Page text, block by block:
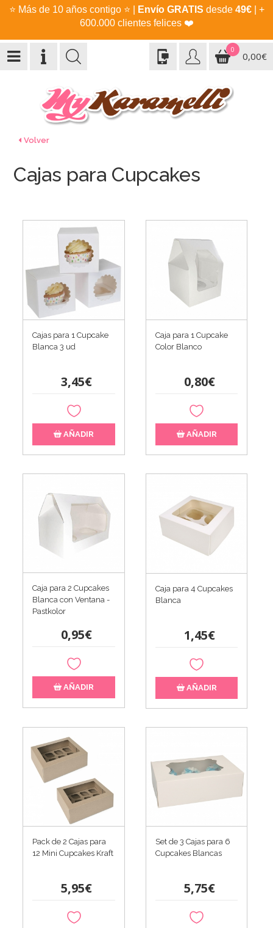
⭐ Más de 10 años contigo ⭐ Envío GRATIS desde 49€| +
600.000 clientes felices ❤️
0
0,00€
Volver
Cajas para Cupcakes
Cajas para 1 Cupcake
Blanca 3 ud
3,45€
AÑADIR
Caja para 1 Cupcake
Color Blanco
0,80€
AÑADIR
Caja para 2 Cupcakes
Blanca con Ventana -
Pastkolor
0,95€
AÑADIR
Caja para 4 Cupcakes
Blanca
1,45€
AÑADIR
Pack de 2 Cajas para
12 Mini Cupcakes Kraft
5,95€
Set de 3 Cajas para 6
Cupcakes Blancas
5,75€